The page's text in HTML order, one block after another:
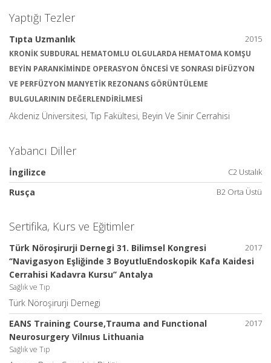
Yaptığı Tezler
2015
Tıpta Uzmanlık
KRONİK SUBDURAL HEMATOMLU OLGULARDA HEMATOMA KOMŞU
BEYİN PARANKİMİNDE OPERASYON ÖNCESİ VE SONRASI DİFÜZYON
VE PERFÜZYON MANYETİK REZONANS GÖRÜNTÜLEME
BULGULARININ DEĞERLENDİRİLMESİ
Akdeniz Üniversitesi, Tıp Fakültesi, Beyin Ve Sinir Cerrahisi
Yabancı Diller
C2 Ustalık
İngilizce
B2 Orta Üstü
Rusça
Sertifika, Kurs ve Eğitimler
2017
Türk Nöroşirurji Dernegi 31. Bilimsel Kongresi
‘’Navigasyon Eşliğinde 3 BoyutluEndoskopik Kafa Kaidesi
Cerrahisi Kadavra Kursu’’ Antalya
Sağlık ve Tıp
Türk Nöroşirurji Dernegi
2017
EANS Training Course,Trauma and Functional
Neurosurgery Vilnıus Lithuania
Sağlık ve Tıp